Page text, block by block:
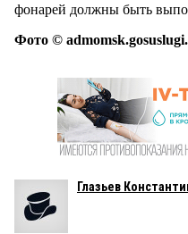
фонарей должны быть
Фото ©
Глазьев